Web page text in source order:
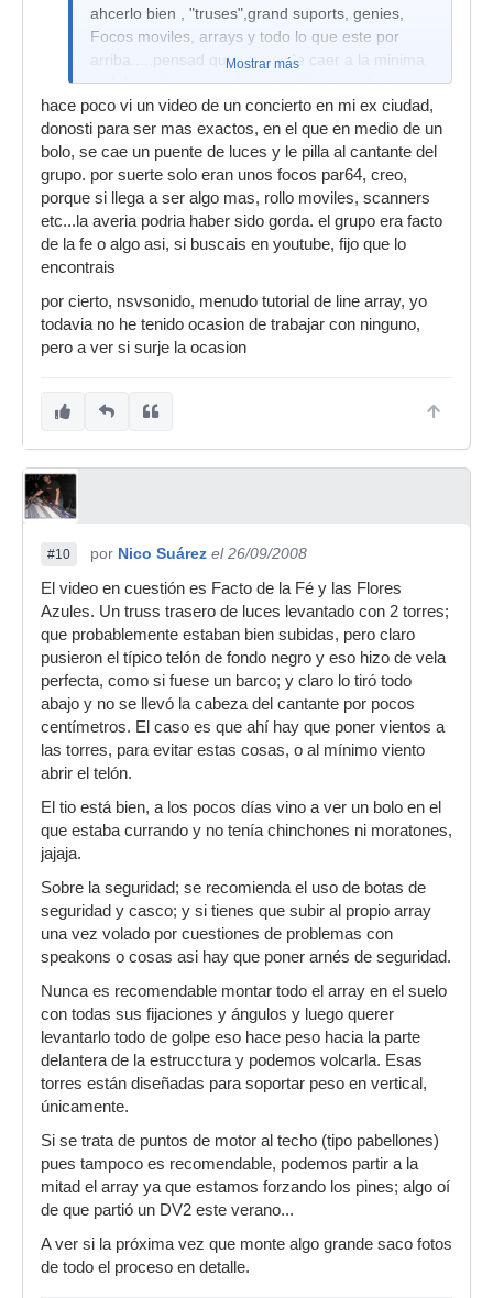
ahcerlo bien , "truses",grand suports, genies,
Focos moviles, arrays y todo lo que este por
arriba.....pensad que se puede caer a la minima
y el desastre se puede convertir en un drama.
( caen simples puentes por amarrarlos mal o
subirlos desnivelados, no burbujear las patas, o
dejar una de ellas fuera del escenario... )
tomaroslo muy en serio y nunca dejeis que se
suba el material con un : asi ya vale
saludos
Mostrar más
hace poco vi un video de un concierto en mi ex ciudad,
donosti para ser mas exactos, en el que en medio de un
bolo, se cae un puente de luces y le pilla al cantante del
grupo. por suerte solo eran unos focos par64, creo,
porque si llega a ser algo mas, rollo moviles, scanners
etc...la averia podria haber sido gorda. el grupo era facto
de la fe o algo asi, si buscais en youtube, fijo que lo
encontrais
por cierto, nsvsonido, menudo tutorial de line array, yo
todavia no he tenido ocasion de trabajar con ninguno,
pero a ver si surje la ocasion
#10 por Nico Suárez el 26/09/2008
El video en cuestión es Facto de la Fé y las Flores
Azules. Un truss trasero de luces levantado con 2 torres;
que probablemente estaban bien subidas, pero claro
pusieron el típico telón de fondo negro y eso hizo de vela
perfecta, como si fuese un barco; y claro lo tiró todo
abajo y no se llevó la cabeza del cantante por pocos
centímetros. El caso es que ahí hay que poner vientos a
las torres, para evitar estas cosas, o al mínimo viento
abrir el telón.
El tio está bien, a los pocos días vino a ver un bolo en el
que estaba currando y no tenía chinchones ni moratones,
jajaja.
Sobre la seguridad; se recomienda el uso de botas de
seguridad y casco; y si tienes que subir al propio array
una vez volado por cuestiones de problemas con
speakons o cosas asi hay que poner arnés de seguridad.
Nunca es recomendable montar todo el array en el suelo
con todas sus fijaciones y ángulos y luego querer
levantarlo todo de golpe eso hace peso hacia la parte
delantera de la estrucctura y podemos volcarla. Esas
torres están diseñadas para soportar peso en vertical,
únicamente.
Si se trata de puntos de motor al techo (tipo pabellones)
pues tampoco es recomendable, podemos partir a la
mitad el array ya que estamos forzando los pines; algo oí
de que partió un DV2 este verano...
A ver si la próxima vez que monte algo grande saco fotos
de todo el proceso en detalle.